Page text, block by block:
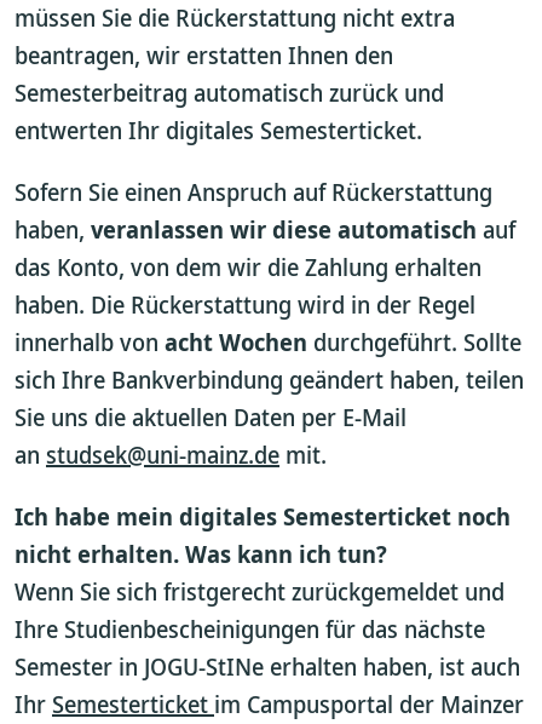
müssen Sie die Rückerstattung nicht extra
beantragen, wir erstatten Ihnen den
Semesterbeitrag automatisch zurück und
entwerten Ihr digitales Semesterticket.
Sofern Sie einen Anspruch auf Rückerstattung
haben, veranlassen wir diese automatisch auf
das Konto, von dem wir die Zahlung erhalten
haben. Die Rückerstattung wird in der Regel
innerhalb von acht Wochen durchgeführt. Sollte
sich Ihre Bankverbindung geändert haben, teilen
Sie uns die aktuellen Daten per E-Mail
an studsek@uni-mainz.de mit.
Ich habe mein digitales Semesterticket noch
nicht erhalten. Was kann ich tun?
Wenn Sie sich fristgerecht zurückgemeldet und
Ihre Studienbescheinigungen für das nächste
Semester in JOGU-StINe erhalten haben, ist auch
Ihr Semesterticket im Campusportal der Mainzer